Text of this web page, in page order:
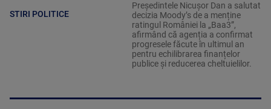
STIRI POLITICE
Președintele Nicușor Dan a salutat
decizia Moody’s de a menține
ratingul României la „Baa3”,
afirmând că agenția a confirmat
progresele făcute în ultimul an
pentru echilibrarea finanțelor
publice și reducerea cheltuielilor.